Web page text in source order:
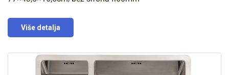
Više detalja